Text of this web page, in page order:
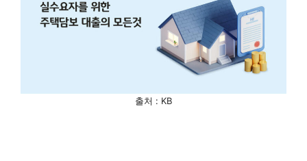
출처 : KB